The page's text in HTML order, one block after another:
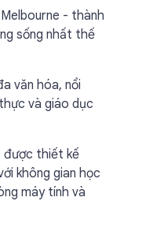
- thành
sống nhất thế
văn hóa, nổi
và giáo dục
được thiết kế
không gian học
máy tính và